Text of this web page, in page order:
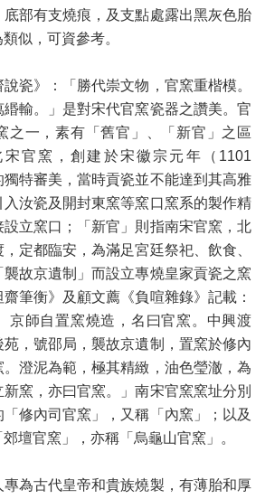
部有支燒痕，及支點處露出黑灰色胎
似，可資參考。
瓷》：「勝代崇文物，官窯重楷模。
輸。」是對宋代官窯瓷器之讚美。官
之一，素有「舊官」、「新官」之區
官窯，創建於宋徽宗元年（1101
特審美，當時貢瓷並不能達到其高雅
汝瓷及開封東窯等窯口窯系的製作精
立窯口；「新官」則指南宋官窯，北
定都臨安，為滿足宮廷祭祀、飲食、
故京遺制」而設立專燒皇家貢瓷之窯
筆衡》及顧文薦《負喧雜錄》記載：
京師自置窯燒造，名曰官窯。中興渡
，號邵局，襲故京遺制，置窯於修內
澄泥為範，極其精緻，油色瑩澈，為
窯，亦曰官窯。」南宋官窯窯址分別
修內司官窯」，又稱「內窯」；以及
壇官窯」，亦稱「烏龜山官窯」。
為古代皇帝和貴族燒製，有薄胎和厚